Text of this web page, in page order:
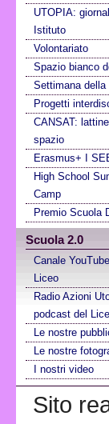
UTOPIA:
Istituto
Volontariato
Spazio bianco
Settimana della
Progetti
CANSAT:
spazio
Erasmus+ I
High School
Camp
Premio Scuola
Scuola 2.0
Canale
Liceo
Radio Azioni
podcast del
Le nostre
Le nostre
I nostri video
Sito